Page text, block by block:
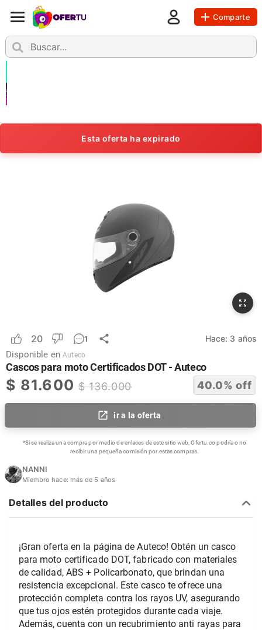
Comparte
Esta oferta ha expirado
20 1 Hace: 3 años
Disponible en Auteco
Cascos para moto Certificados DOT - Auteco
$ 81.600 $136.000 40.0% off
ir a la oferta
*Si se realiza una compra por medio de enlaces de este sitio web, Ofertu.co podría o no
recibir una pequeña comisión por estas compras.
NANNI
Miembro hace: más de 5 años
Detalles del producto
¡Gran oferta en la página de Auteco! Obtén un casco
para moto certificado DOT, fabricado con materiales
de calidad, ABS + Policarbonato, que brindan una
resistencia excepcional. Este casco te ofrece una
protección completa contra los rayos UV, asegurando
que tus ojos estén protegidos durante cada viaje.
Además, cuenta con un recubrimiento anti rayas para